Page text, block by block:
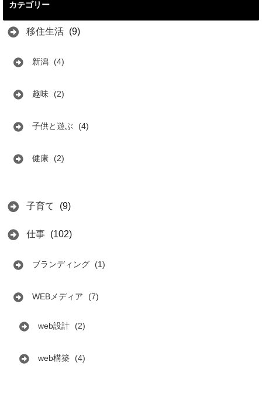
カテゴリー
移住生活 (9)
新潟 (4)
趣味 (2)
子供と遊ぶ (4)
健康 (2)
子育て (9)
仕事 (102)
ブランディング (1)
WEBメディア (7)
web設計 (2)
web構築 (4)